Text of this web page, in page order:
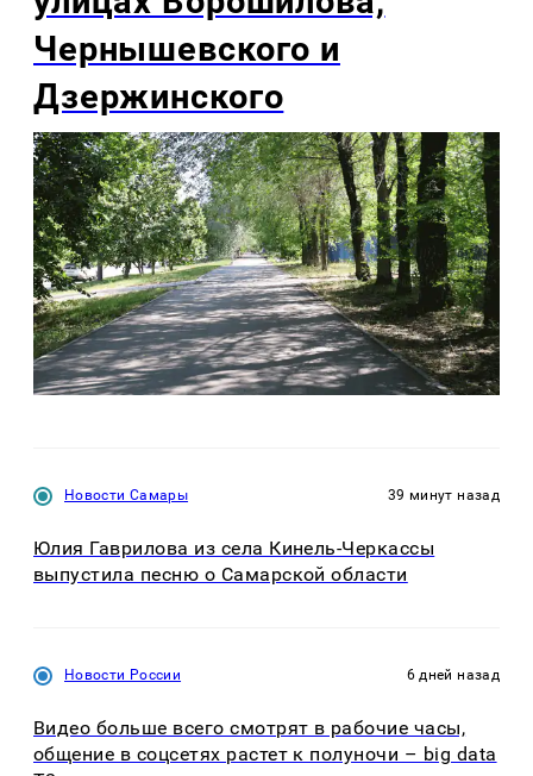
Чернышевского и
Дзержинского
Новости Самары 39 минут назад
Юлия Гаврилова из села Кинель-Черкассы
выпустила песню о Самарской области
Новости России 6 дней назад
Видео больше всего смотрят в рабочие часы,
общение в соцсетях растет к полуночи – big data